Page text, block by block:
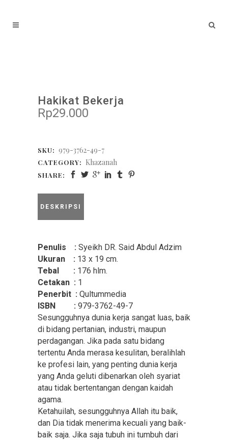
Hakikat Bekerja
Rp29.000
SKU: 979-3762-49-7
CATEGORY: Khazanah
SHARE:
DESKRIPSI
Penulis : Syeikh DR. Said Abdul Adzim
Ukuran : 13 x 19 cm.
Tebal : 176 hlm.
Cetakan : 1
Penerbit : Qultummedia
ISBN : 979-3762-49-7
Sesungguhnya dunia kerja sangat luas, baik
di bidang pertanian, industri, maupun
perdagangan. Jika pada satu bidang
tertentu Anda merasa kesulitan, beralihlah
ke profesi lain, yang penting dunia kerja
yang Anda geluti dibenarkan oleh syariat
atau tidak bertentangan dengan kaidah
agama.
Ketahuilah, sesungguhnya Allah itu baik,
dan Dia tidak menerima kecuali yang baik-
baik saja. Jika saja tubuh ini tumbuh dari